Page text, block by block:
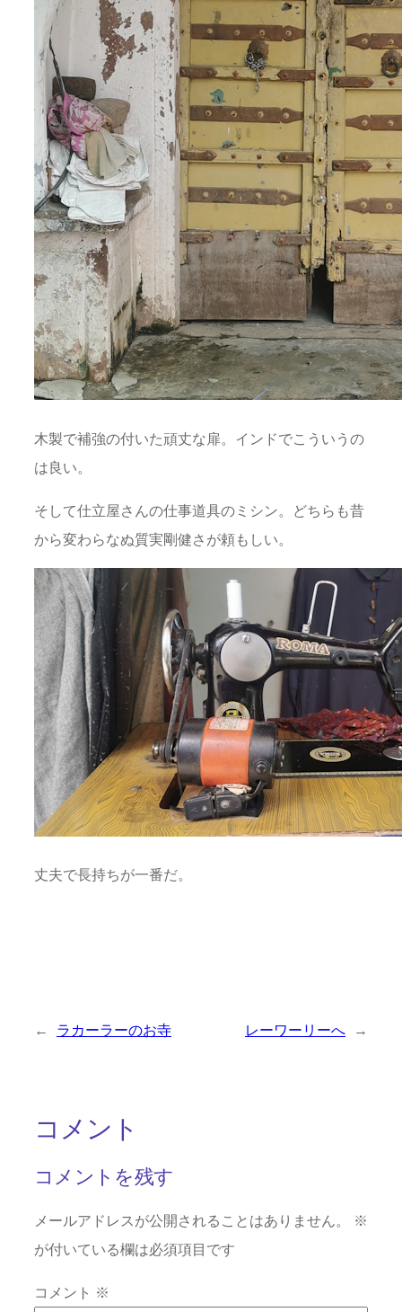
木製で補強の付いた頑丈な扉。インドでこういうの
は良い。
そして仕立屋さんの仕事道具のミシン。どちらも昔
から変わらなぬ質実剛健さが頼もしい。
丈夫で長持ちが一番だ。
← ラカーラーのお寺 レーワーリーへ →
コメント
コメントを残す
メールアドレスが公開されることはありません。
※
が付いている欄は必須項目です
コメント ※